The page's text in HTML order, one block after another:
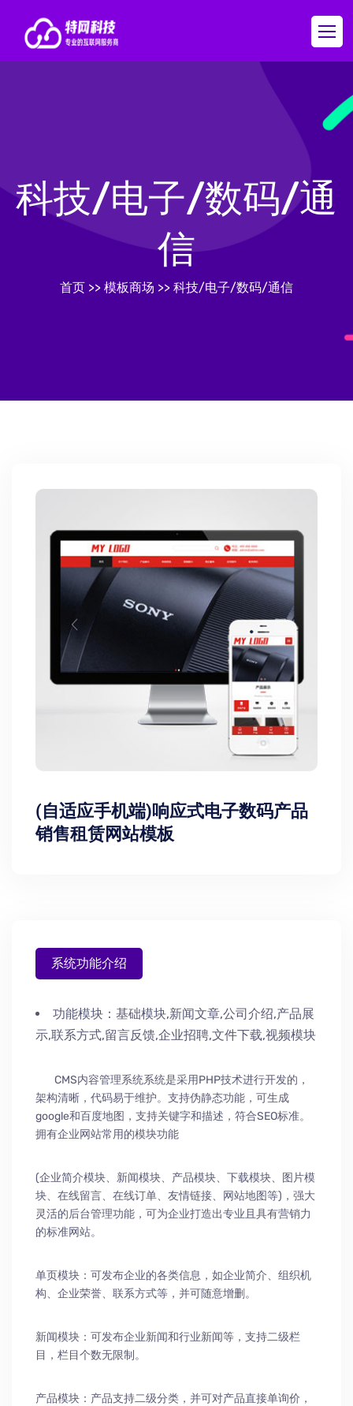
科技/电子/数码/通
信
首页 >> 模板商场 >> 科技/电子/数码/通信
(自适应手机端)响应式电子数码产品
销售租赁网站模板
系统功能介绍
功能模块： 基础模块,新闻文章,公司介绍,产品展
示,联系方式,留言反馈,企业招聘,文件下载,视频模块
CMS内容管理系统系统是采用PHP技术进行开发的，
架构清晰，代码易于维护。支持伪静态功能，可生成
google和百度地图，支持关键字和描述，符合SEO标准。
拥有企业网站常用的模块功能
(企业简介模块、新闻模块、产品模块、下载模块、图片模
块、在线留言、在线订单、友情链接、网站地图等)，强大
灵活的后台管理功能，可为企业打造出专业且具有营销力
的标准网站。
单页模块：可发布企业的各类信息，如企业简介、组织机
构、企业荣誉、联系方式等，并可随意增删。
新闻模块：可发布企业新闻和行业新闻等，支持二级栏
目，栏目个数无限制。
产品模块：产品支持二级分类，并可对产品直接单询价，